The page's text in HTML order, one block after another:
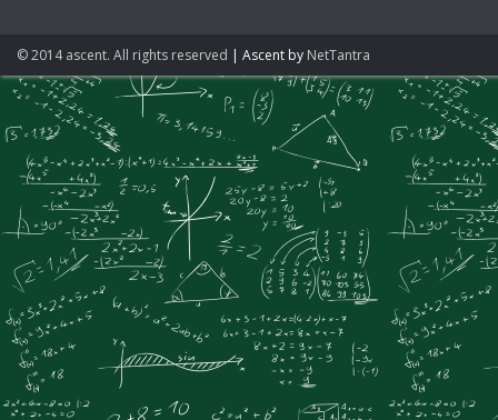
© 2014 ascent. All rights reserved | Ascent by NetTantra